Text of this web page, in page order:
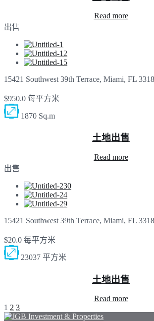
Read more
出售
15421 Southwest 39th Terrace, Miami, FL
$950.0 每平方米
1870 Sq.m
土地出售
Read more
出售
15421 Southwest 39th Terrace, Miami, FL
$20.0 每平方米
23037 平方米
土地出售
Read more
1 2 3